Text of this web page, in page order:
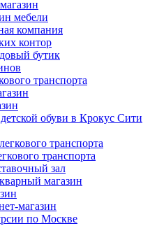
мебели
компания
контор
бутик
транспорта
обуви в Крокус Сити
транспорта
транспорта
зал
магазин
магазин
по Москве